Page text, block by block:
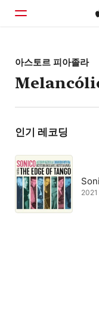
홈
둘러보기
검색
아스토르 피아졸라
인기 레코딩
2021